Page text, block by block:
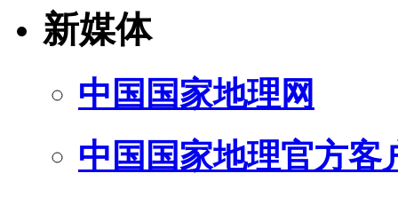
新媒体
中国国家地理网
中国国家地理官方客